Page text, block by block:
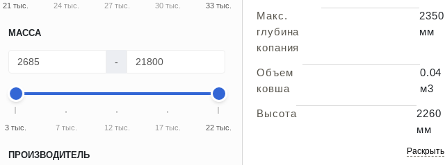
21 тыс. 24 тыс. 27 тыс. 30 тыс. 33 тыс.
МАССА
-
3 тыс. 7 тыс. 12 тыс. 17 тыс. 22 тыс.
ПРОИЗВОДИТЕЛЬ
Макс.
глубина
копания
2350
мм
Объем
ковша
0.04
м3
Высота
2260
мм
Раскрыть